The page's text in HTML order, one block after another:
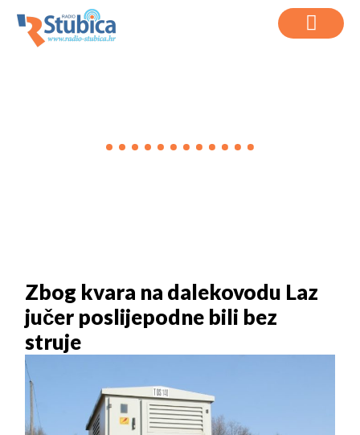
Zbog kvara na dalekovodu Laz
jučer poslijepodne bili bez
struje